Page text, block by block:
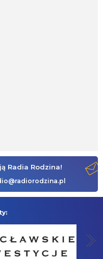
Radia Rodzina!